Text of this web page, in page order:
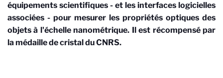
équipements scientifiques - et les interfaces logicielles
associées - pour mesurer les propriétés optiques des
objets à l'échelle nanométrique. Il est récompensé par
la médaille de cristal du CNRS.